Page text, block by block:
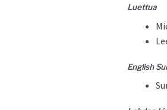
Luet­tua
Eng­lish